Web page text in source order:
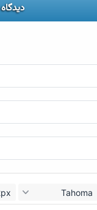
Tahoma
12px